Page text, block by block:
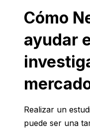
Cómo
ayudar
Realizar un
puede ser una